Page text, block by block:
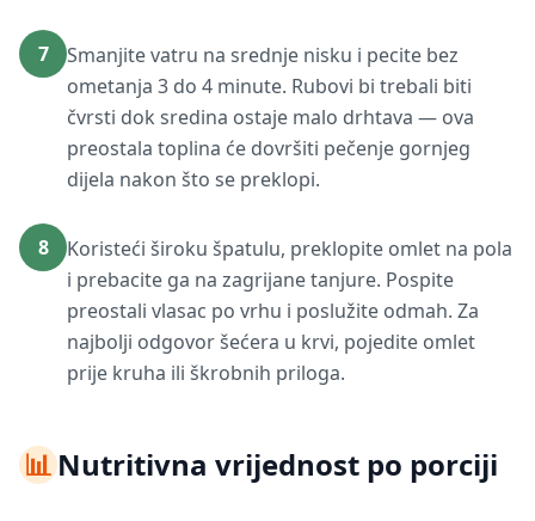
7
Smanjite vatru na srednje nisku i pecite bez
ometanja 3 do 4 minute. Rubovi bi trebali biti
čvrsti dok sredina ostaje malo drhtava — ova
preostala toplina će dovršiti pečenje gornjeg
dijela nakon što se preklopi.
8
Koristeći široku špatulu, preklopite omlet na pola
i prebacite ga na zagrijane tanjure. Pospite
preostali vlasac po vrhu i poslužite odmah. Za
najbolji odgovor šećera u krvi, pojedite omlet
prije kruha ili škrobnih priloga.
📊Nutritivna vrijednost po porciji